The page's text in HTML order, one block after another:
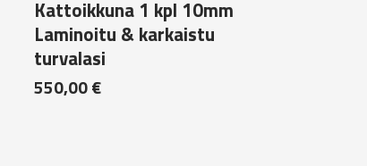
Kattoikkuna 1 kpl 10mm
Laminoitu & karkaistu
turvalasi
550,00€